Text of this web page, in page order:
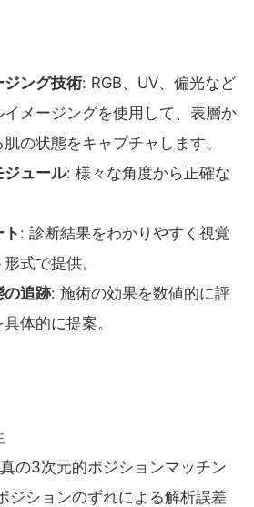
ジング技術: RGB、UV、偏光など
メージングを使用して、表層か
の状態をキャプチャします。
ジュール: 様々な角度から正確な
: 診断結果をわかりやすく視覚
式で提供。
の追跡: 施術の効果を数値的に評
体的に提案。
の3次元的ポジションマッチン
ジションのずれによる解析誤差